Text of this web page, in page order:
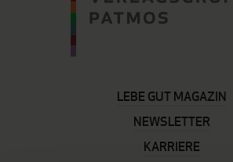
LEBE GUT MAGAZIN
NEWSLETTER
KARRIERE